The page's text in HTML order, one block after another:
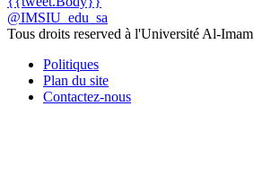
@IMSIU_edu_sa
Tous droits reserved à l'Université Al-Imam
Politiques
Plan du site
Contactez-nous